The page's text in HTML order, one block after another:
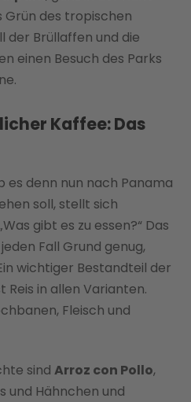
Grün des tropischen
der Brüllaffen und die
einen Besuch des Parks
Kaffee: Das
es denn nun nach Panama
soll, stellt sich
gibt es zu essen?“ Das
Fall Grund genug,
wichtiger Bestandteil der
Reis in allen Varianten.
Fleisch und
sind Arroz con Pollo,
und Hähnchen und